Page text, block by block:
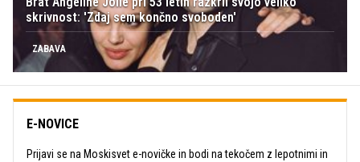
skrivnost: 'Zdaj sem končno svoboden'
ZABAVA
E-NOVICE
Prijavi se na Moskisvet e-novičke in bodi na tekočem z lepotnimi in